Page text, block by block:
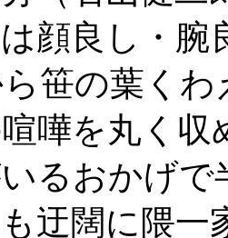
は顔良し・
ら笹の葉く
嘩を丸く収
るおかげ
も迂闊に隈